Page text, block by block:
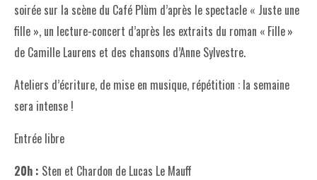
soirée sur la scène du Café Plùm d’après le spectacle « Juste une
fille », un lecture-concert d’après les extraits du roman « Fille »
de Camille Laurens et des chansons d’Anne Sylvestre.
Ateliers d’écriture, de mise en musique, répétition : la semaine
sera intense !
Entrée libre
20h : Sten et Chardon de Lucas Le Mauff